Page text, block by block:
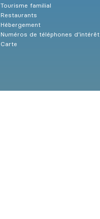
Tourisme familial
Restaurants
Hébergement
Numéros de téléphones d’intérêt
Carte